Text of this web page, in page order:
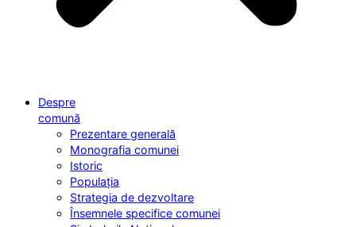
Despre
comună
Prezentare generală
Monografia comunei
Istoric
Populația
Strategia de dezvoltare
Însemnele specifice comunei